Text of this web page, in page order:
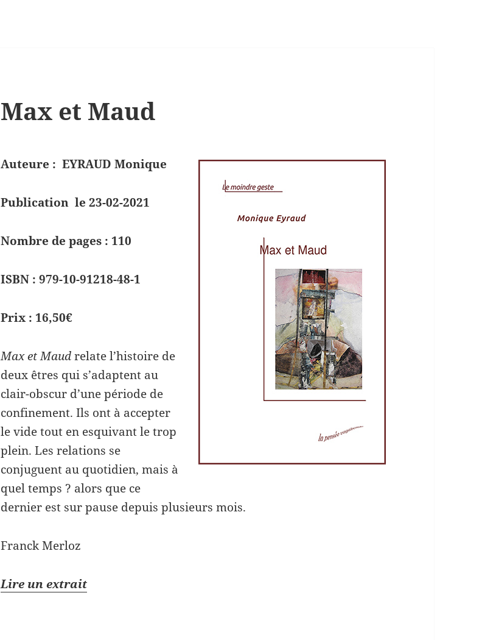
Max et Maud
Auteure : EYRAUD Monique
Publication le 23-02-2021
Nombre de pages : 110
ISBN :979-10-91218-48-1
Prix : 16,50€
Max et Maudrelate l’histoire de
deux êtres qui s’adaptent au
clair-obscur d’une période de
confinement. Ils ont à accepter
le vide tout en esquivant le trop
plein. Les relations se
conjuguent au quotidien, mais à
quel temps ? alors que ce
dernier est sur pause depuis plusieurs mois.
Franck Merloz
Lire un extrait